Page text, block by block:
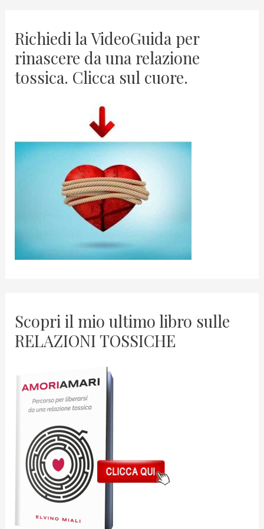
Richiedi la VideoGuida per
rinascere da una relazione
tossica. Clicca sul cuore.
Scopri il mio ultimo libro sulle
RELAZIONI TOSSICHE